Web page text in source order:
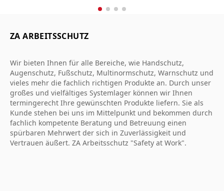
ZA ARBEITSSCHUTZ
Wir bieten Ihnen für alle Bereiche, wie Handschutz,
Augenschutz, Fußschutz, Multinormschutz, Warnschutz und
vieles mehr die fachlich richtigen Produkte an. Durch unser
großes und vielfältiges Systemlager können wir Ihnen
termingerecht Ihre gewünschten Produkte liefern. Sie als
Kunde stehen bei uns im Mittelpunkt und bekommen durch
fachlich kompetente Beratung und Betreuung einen
spürbaren Mehrwert der sich in Zuverlässigkeit und
Vertrauen äußert. ZA Arbeitsschutz "Safety at Work".